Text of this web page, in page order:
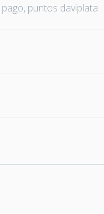
pago, puntos daviplata